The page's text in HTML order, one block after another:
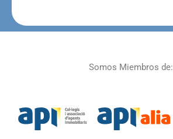
Somos Miembros de: